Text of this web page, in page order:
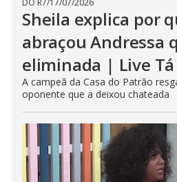
DO R7/17/07/2026
Sheila explica por
abraçou Andressa
eliminada | Live Tá
A campeã da Casa do Patrão
oponente que a deixou chateada